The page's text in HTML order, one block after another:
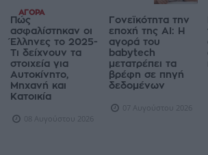
ΑΓΟΡΆ
Πώς
ασφαλίστηκαν οι
Έλληνες το 2025-
Τι δείχνουν τα
στοιχεία για
Αυτοκίνητο,
Μηχανή και
Κατοικία
08 Αυγούστου 2026
Γονεϊκότητα την
εποχή της AI: Η
αγορά του
babytech
μετατρέπει τα
βρέφη σε πηγή
δεδομένων
07 Αυγούστου 2026